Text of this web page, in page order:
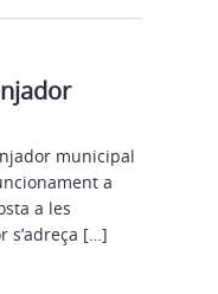
municipal
a
a les
s’adreça […]